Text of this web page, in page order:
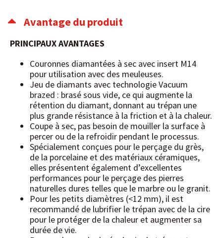
Avantage du produit
PRINCIPAUX AVANTAGES
Couronnes diamantées à sec avec insert M14
pour utilisation avec des meuleuses.
Jeu de diamants avec technologie Vacuum
brazed : brasé sous vide, ce qui augmente la
rétention du diamant, donnant au trépan une
plus grande résistance à la friction et à la chaleur.
Coupe à sec, pas besoin de mouiller la surface à
percer ou de la refroidir pendant le processus.
Spécialement conçues pour le perçage du grès,
de la porcelaine et des matériaux céramiques,
elles présentent également d’excellentes
performances pour le perçage des pierres
naturelles dures telles que le marbre ou le granit.
Pour les petits diamètres (<12 mm), il est
recommandé de lubrifier le trépan avec de la cire
pour le protéger de la chaleur et augmenter sa
durée de vie.